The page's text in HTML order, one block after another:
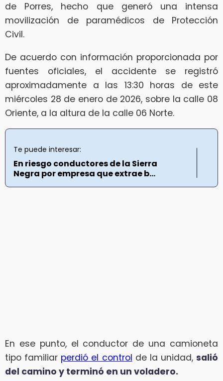
de Porres, hecho que generó una intensa
movilización de paramédicos de Protección
Civil.
De acuerdo con información proporcionada por
fuentes oficiales, el accidente se registró
aproximadamente a las 13:30 horas de este
miércoles 28 de enero de 2026, sobre la calle 08
Oriente, a la altura de la calle 06 Norte.
Te puede interesar:
En riesgo conductores de la Sierra
Negra por empresa que extrae b...
En ese punto, el conductor de una camioneta
tipo familiar perdió el control de la unidad, salió
del camino y terminó en un voladero.